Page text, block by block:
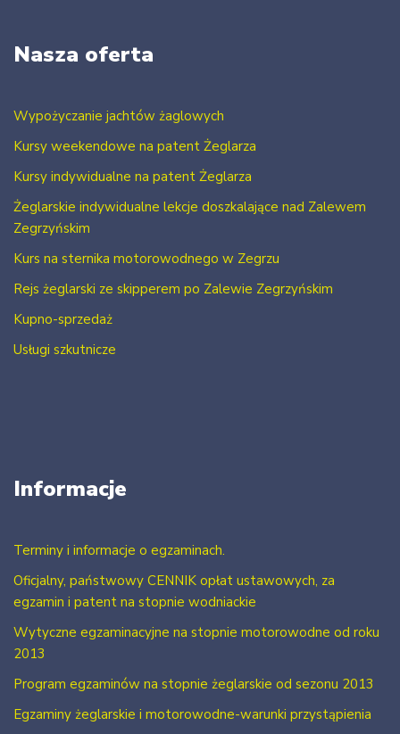
Nasza oferta
Wypożyczanie jachtów żaglowych
Kursy weekendowe na patent Żeglarza
Kursy indywidualne na patent Żeglarza
Żeglarskie indywidualne lekcje doszkalające nad Zalewem
Zegrzyńskim
Kurs na sternika motorowodnego w Zegrzu
Rejs żeglarski ze skipperem po Zalewie Zegrzyńskim
Kupno-sprzedaż
Usługi szkutnicze
Informacje
Terminy i informacje o egzaminach.
Oficjalny, państwowy CENNIK opłat ustawowych, za
egzamin i patent na stopnie wodniackie
Wytyczne egzaminacyjne na stopnie motorowodne od roku
2013
Program egzaminów na stopnie żeglarskie od sezonu 2013
Egzaminy żeglarskie i motorowodne-warunki przystąpienia